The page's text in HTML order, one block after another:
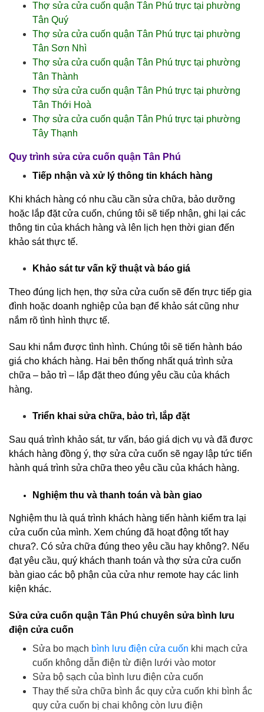
Thợ sửa cửa cuốn quận Tân Phú trực tại phường
Tân Quý
Thợ sửa cửa cuốn quận Tân Phú trực tại phường
Tân Sơn Nhì
Thợ sửa cửa cuốn quận Tân Phú trực tại phường
Tân Thành
Thợ sửa cửa cuốn quận Tân Phú trực tại phường
Tân Thới Hoà
Thợ sửa cửa cuốn quận Tân Phú trực tại phường
Tây Thạnh
Quy trình sửa cửa cuốn quận Tân Phú
Tiếp nhận và xử lý thông tin khách hàng
Khi khách hàng có nhu cầu cần sửa chữa, bảo dưỡng
hoặc lắp đặt cửa cuốn, chúng tôi sẽ tiếp nhận, ghi lại các
thông tin của khách hàng và lên lịch hẹn thời gian đến
khảo sát thực tế.
Khảo sát tư vấn kỹ thuật và báo giá
Theo đúng lịch hẹn, thợ sửa cửa cuốn sẽ đến trực tiếp gia
đình hoặc doanh nghiệp của bạn để khảo sát cũng như
nắm rõ tình hình thực tế.
Sau khi nắm được tình hình. Chúng tôi sẽ tiến hành báo
giá cho khách hàng. Hai bên thống nhất quá trình sửa
chữa – bảo trì – lắp đặt theo đúng yêu cầu của khách
hàng.
Triển khai sửa chữa, bảo trì, lắp đặt
Sau quá trình khảo sát, tư vấn, báo giá dịch vụ và đã được
khách hàng đồng ý, thợ sửa cửa cuốn sẽ ngay lập tức tiến
hành quá trình sửa chữa theo yêu cầu của khách hàng.
Nghiệm thu và thanh toán và bàn giao
Nghiệm thu là quá trình khách hàng tiến hành kiểm tra lại
cửa cuốn của mình. Xem chúng đã hoạt động tốt hay
chưa?. Có sửa chữa đúng theo yêu cầu hay không?. Nếu
đạt yêu cầu, quý khách thanh toán và thợ sửa cửa cuốn
bàn giao các bộ phận của cửa như remote hay các linh
kiện khác.
Sửa cửa cuốn quận Tân Phú chuyên sửa bình lưu
điện cửa cuốn
Sửa bo mạch bình lưu điện cửa cuốn khi mạch cửa
cuốn không dẫn điện từ điện lưới vào motor
Sửa bộ sạch của bình lưu điện cửa cuốn
Thay thế sửa chữa bình ắc quy cửa cuốn khi bình ắc
quy cửa cuốn bị chai không còn lưu điện